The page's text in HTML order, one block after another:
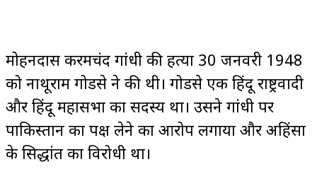
मोहनदास करमचंद गांधी की हत्या 30 जनवरी 1948
को नाथूराम गोडसे ने की थी। गोडसे एक हिंदू राष्ट्रवादी
और हिंदू महासभा का सदस्य था। उसने गांधी पर
पाकिस्तान का पक्ष लेने का आरोप लगाया और अहिंसा
के सिद्धांत का विरोधी था।